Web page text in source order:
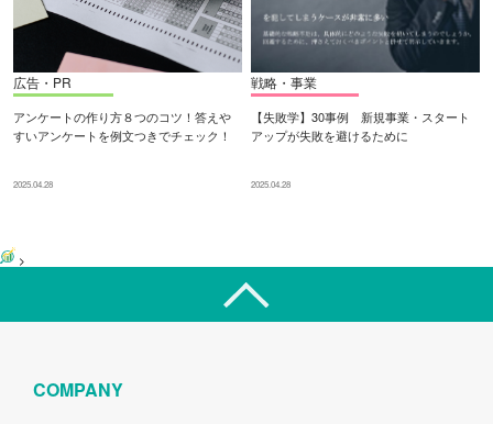
広告・PR
アンケートの作り方８つのコツ！答えや
すいアンケートを例文つきでチェック！
2025.04.28
戦略・事業
【失敗学】30事例 新規事業・スタート
アップが失敗を避けるために
2025.04.28
>
COMPANY